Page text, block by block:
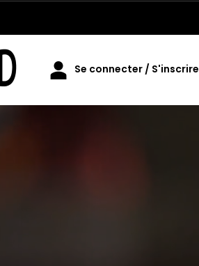
Se connecter / S'inscrire